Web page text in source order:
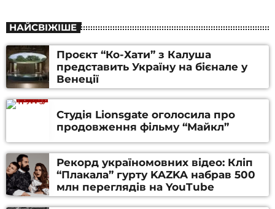
НАЙСВІЖІШЕ
Проєкт “Ко-Хати” з Калуша
представить Україну на бієнале у
Венеції
Студія Lionsgate оголосила про
продовження фільму “Майкл”
Рекорд україномовних відео: Кліп
“Плакала” гурту KAZKA набрав 500
млн переглядів на YouTube